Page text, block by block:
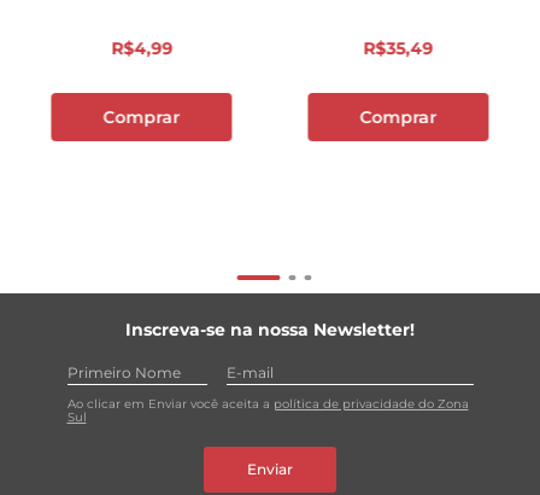
R$4,99
Comprar
R$35,49
Comprar
Inscreva-se na nossa Newsletter!
Ao clicar em Enviar você aceita a política de privacidade do Zona
Sul
Enviar